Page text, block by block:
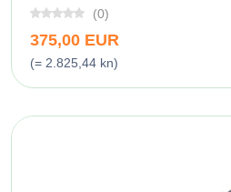
(0)
375,00 EUR
(= 2.825,44 kn)